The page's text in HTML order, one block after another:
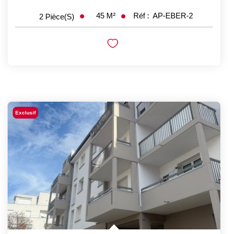
2 Pièce(s) 45 M² Réf : AP-EBER-2
Exclusif